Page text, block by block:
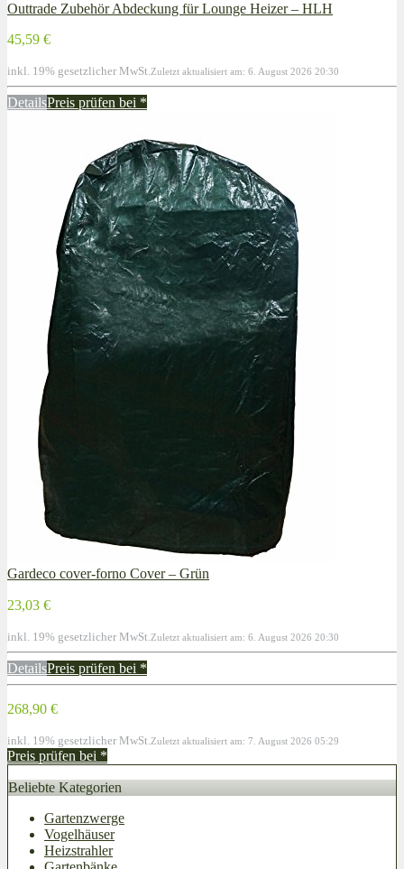
Outtrade Zubehör Abdeckung für Lounge Heizer – HLH
45,59 €
inkl. 19% gesetzlicher MwSt. Zuletzt aktualisiert am: 6. August 2026 20:30
DetailsPreis prüfen bei *
Gardeco cover-forno Cover – Grün
23,03 €
inkl. 19% gesetzlicher MwSt. Zuletzt aktualisiert am: 6. August 2026 20:30
DetailsPreis prüfen bei *
268,90 €
inkl. 19% gesetzlicher MwSt. Zuletzt aktualisiert am: 7. August 2026 05:29
Preis prüfen bei *
Beliebte Kategorien
Gartenzwerge
Vogelhäuser
Heizstrahler